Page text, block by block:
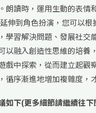
朗讀時，運用生動的表
伸到角色扮演，您可以
學習解決問題、發展社
以融入創造性思維的培
戲中探索，從而建立起
循序漸進地增加複雜度，
如下(更多細節請繼續往